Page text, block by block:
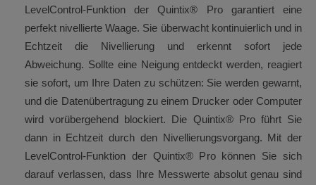
LevelControl-Funktion der Quintix® Pro garantiert eine
perfekt nivellierte Waage. Sie überwacht kontinuierlich und in
Echtzeit die Nivellierung und erkennt sofort jede
Abweichung. Sollte eine Neigung entdeckt werden, reagiert
sie sofort, um Ihre Daten zu schützen: Sie werden gewarnt,
und die Datenübertragung zu einem Drucker oder Computer
wird vorübergehend blockiert. Die Quintix® Pro führt Sie
dann in Echtzeit durch den Nivellierungsvorgang. Mit der
LevelControl-Funktion der Quintix® Pro können Sie sich
darauf verlassen, dass Ihre Messwerte absolut genau sind